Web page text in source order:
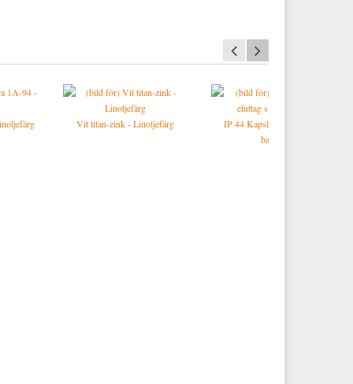
Vit titan-zink - Linoljefärg
IP 44 Kapslat eluttag svart
bakelit